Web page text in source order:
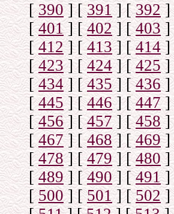
[390] [391] [392]
[401] [402] [403]
[412] [413] [414]
[423] [424] [ 425]
[434] [435] [436]
[445] [446] [447]
[456] [457] [458]
[467] [468] [469]
[478] [479] [480]
[489] [490] [491]
[500] [501] [502]